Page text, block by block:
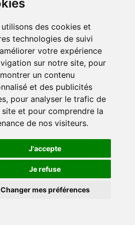
utilisons des cookies et
technologies de suivi
votre expérience
sur notre site, pour
un contenu
et des publicités
pour analyser le trafic de
site et pour comprendre la
de nos visiteurs.
J'accepte
Je refuse
Changer mes préférences